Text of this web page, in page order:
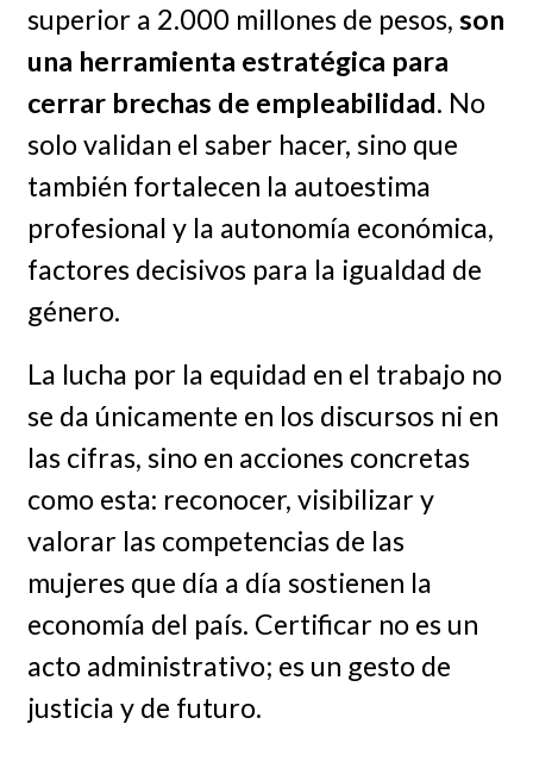
superior a 2.000 millones de pesos, son
una herramienta estratégica para
cerrar brechas de empleabilidad. No
solo validan el saber hacer, sino que
también fortalecen la autoestima
profesional y la autonomía económica,
factores decisivos para la igualdad de
género.
La lucha por la equidad en el trabajo no
se da únicamente en los discursos ni en
las cifras, sino en acciones concretas
como esta: reconocer, visibilizar y
valorar las competencias de las
mujeres que día a día sostienen la
economía del país. Certificar no es un
acto administrativo; es un gesto de
justicia y de futuro.